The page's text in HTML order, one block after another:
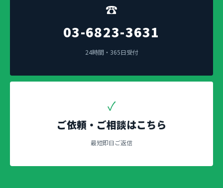
☎
03-6823-3631
24時間・365日受付
✓
ご依頼・ご相談はこちら
最短即日ご返信